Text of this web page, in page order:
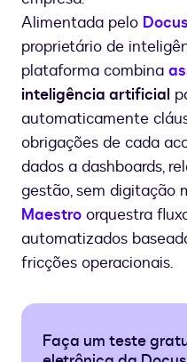
Alimentada pelo
proprietário de
plataforma combina
inteligência artificial
automaticamente
obrigações de cada
dados a dashboards,
gestão, sem digitação
Maestro orquestra
automatizados
fricções operacionais.
Faça um teste